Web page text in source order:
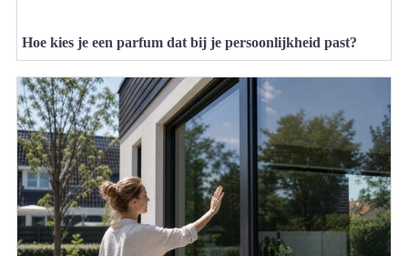
Hoe kies je een parfum dat bij je persoonlijkheid past?